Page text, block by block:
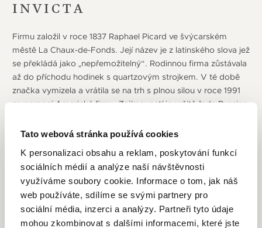
Tato webová stránka používá cookies
K personalizaci obsahu a reklam, poskytování funkcí
sociálních médií a analýze naší návštěvnosti
využíváme soubory cookie. Informace o tom, jak náš
web používáte, sdílíme se svými partnery pro
sociální média, inzerci a analýzy. Partneři tyto údaje
mohou zkombinovat s dalšími informacemi, které jste
INVICTA
Firmu založil v roce 1837 Raphael Picard ve švýcarském
městě La Chaux-de-Fonds. Její název je z latinského slova jež
se překládá jako „nepřemožitelný“. Rodinnou firma zůstávala
až do příchodu hodinek s quartzovým strojkem. V té době
značka vymizela a vrátila se na trh s plnou silou v roce 1991
za pomoci Americké firmy. Zajímavostí je určitě řada Russian
Sovětského ministerstva obrany z roku 1959. Tyto hodinky
výroby začala firma používat vysoce kvalitní materiály, jako
je antireflexní safírové sklo nebo švýcarské hodinkové
strojky. Plně to bylo využito v řadě Pro diver, která vynikala
navíc vysokou voděodolností. Pokračováním bylo v roce
2000 výrobou vlastních strojků a o dva roky později firma
dostala certifikaci k používaní hodinových strojků